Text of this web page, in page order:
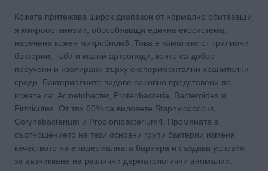
Кожата притежава широк диапазон от нормално обитаващи
я микроорганизми, обособяващи единна екосистема,
наречена кожен микробиом3. Това е комплекс от трилиони
бактерии, гъби и малки артроподи, които са добре
проучени и изолирани върху експериментални хранителни
среди. Бактериалните видове основно представени по
кожата са: Acinetobacter, Proteobacteria, Bacteroides и
Firmicutes. От тях 60% са видовете Staphylococcus,
Corynebacterium и Propionibacterium4. Промяната в
съотношението на тези основни групи бактерии изменя
качеството на епидермалната бариера и създава условия
за възникване на различни дерматологични аномалии.